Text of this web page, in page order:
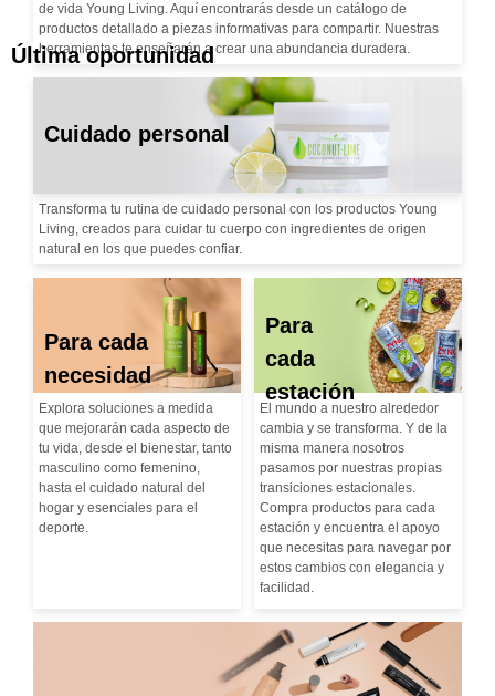
de vida Young Living. Aquí encontrarás desde un catálogo de
productos detallado a piezas informativas para compartir. Nuestras
herramientas te enseñarán a crear una abundancia duradera.
Cuidado personal
Transforma tu rutina de cuidado personal con los productos Young
Living, creados para cuidar tu cuerpo con ingredientes de origen
natural en los que puedes confiar.
Para cada
necesidad
Explora soluciones a medida
que mejorarán cada aspecto de
tu vida, desde el bienestar, tanto
masculino como femenino,
hasta el cuidado natural del
hogar y esenciales para el
deporte.
Para
cada
estación
El mundo a nuestro alrededor
cambia y se transforma. Y de la
misma manera nosotros
pasamos por nuestras propias
transiciones estacionales.
Compra productos para cada
estación y encuentra el apoyo
que necesitas para navegar por
estos cambios con elegancia y
facilidad.
Última oportunidad